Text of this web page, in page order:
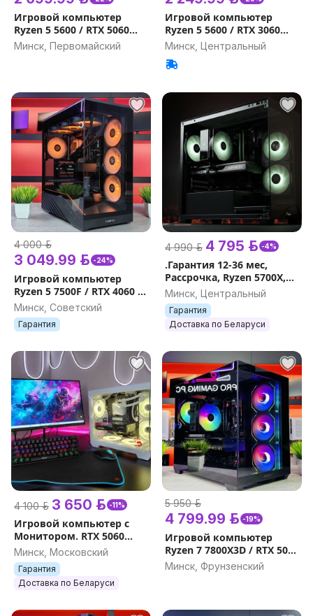
Игровой компьютер
Ryzen 5 5600 / RTX 5060
8GB GDDR7 / 32GB, 16GB /
1000Gb Гарантия на
Минск, Первомайский
Игровой компьютер
Ryzen 5 5600 / RTX 3060
12GB / 32GB, 16GB / 1000Gb
Гарантия на игровой ПК
Минск, Центральный
4 000 р.
3 049.99 р. -24%
Игровой компьютер
Ryzen 5 7500F / RTX 4060 /
DDR5 32GB, 16GB Гарантия
на игровой ПК
Минск, Советский
Гарантия
4 990 р. 4 795 р. -4%
.Гарантия 12-36 мес,
Рассрочка, Ryzen 5700X,
32Gb, RTX 5060 Ti 16GB,
SSD 512Gb, Игровой
Компьютер
Минск, Центральный
Гарантия
Доставка по Беларуси
4 100 р. 3 650 р. -11%
Игровой компьютер с
Монитором. RTX 5060
НОВЫЙ.
Минск, Московский
Гарантия
Доставка по Беларуси
5 950 р.
4 799.99 р. -19%
Игровой компьютер
Ryzen 7 7800X3D / RTX 5070
12Gb / DDR5 32GB, 16GB
Гарантия на игровой ПК
Минск, Фрунзенский